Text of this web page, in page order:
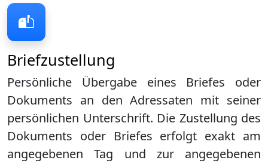
Briefzustellung
Persönliche Übergabe eines Briefes oder
Dokuments an den Adressaten mit seiner
persönlichen Unterschrift. Die Zustellung des
Dokuments oder Briefes erfolgt exakt am
angegebenen Tag und zur angegebenen